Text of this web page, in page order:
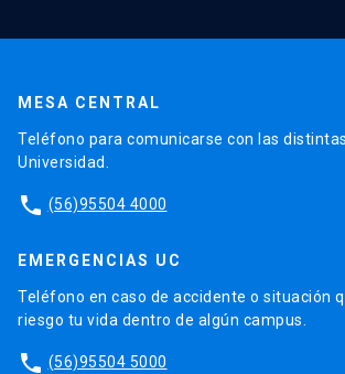
MESA CENTRAL
Teléfono para comunicarse con las
Universidad.
phone (56)95504 4000
EMERGENCIAS UC
Teléfono en caso de accidente o situación
riesgo tu vida dentro de algún campus.
phone (56)95504 5000